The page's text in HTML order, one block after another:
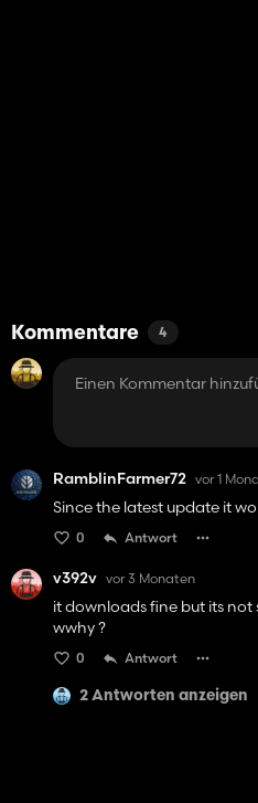
Kommentare 4
RamblinFarmer72 vor 1
Since the latest update it
0 Antwort
v392v vor 3 Monaten
it downloads fine but its not
wwhy ?
0 Antwort
2 Antworten anzeigen